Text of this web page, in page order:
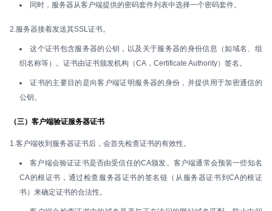
同时，服务器从客户端提供的密码套件列表中选择一个密码套件。
2.服务器接着发送其SSL证书。
这个证书包含服务器的公钥，以及关于服务器的身份信息（如域名、组
织名称等）。证书由证书颁发机构（CA，Certificate Authority）签名。
证书的主要目的是向客户端证明服务器的身份，并提供用于加密通信的
公钥。
（三）客户端验证服务器证书
1.客户端收到服务器证书后，会首先检查证书的有效性。
客户端会验证证书是否由受信任的CA颁发。客户端通常会预装一些知名
CA的根证书，通过检查服务器证书的签名链（从服务器证书到CA的根证
书）来确定证书的合法性。